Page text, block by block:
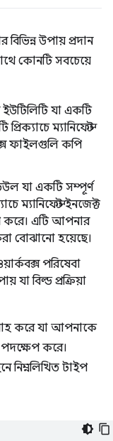
উপায় প্রদান
কোনটি সবচেয়ে
যা একটি
ম্যানিফেস্ট
ফাইলগুলি কপি
যা একটি সম্পূর্ণ
ম্যানিফেস্ট ইনজেক্ট
করে। এটি আপনার
বোঝানো হয়েছে।
পরিষেবা
বিল্ড প্রক্রিয়া
করে যা আপনাকে
পদক্ষেপ করে।
নিম্নলিখিত টাইপ